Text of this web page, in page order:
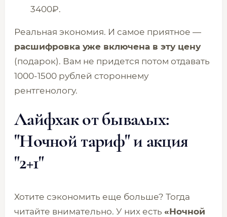
3400₽.
Реальная экономия. И самое приятное —
расшифровка уже включена в эту цену
(подарок). Вам не придется потом отдавать
1000-1500 рублей стороннему
рентгенологу.
Лайфхак от бывалых:
"Ночной тариф" и акция
"2+1"
Хотите сэкономить еще больше? Тогда
читайте внимательно. У них есть «Ночной